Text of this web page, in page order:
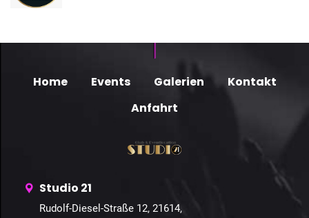
Home Events Galerien
Kontakt
Anfahrt
Studio 21
Rudolf-Diesel-Straße 12, 21614,